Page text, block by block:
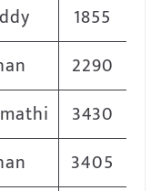
1855
2290
3430
3405